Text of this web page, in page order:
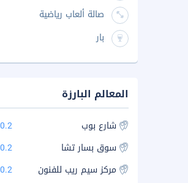
صالة ألعاب رياضية
بار
المعالم البارزة
شارع بوب
0.2 كيلو
سوق بسار تشا
0.2 كيلو
مركز سيم ريب للفنون
0.2 كيلو